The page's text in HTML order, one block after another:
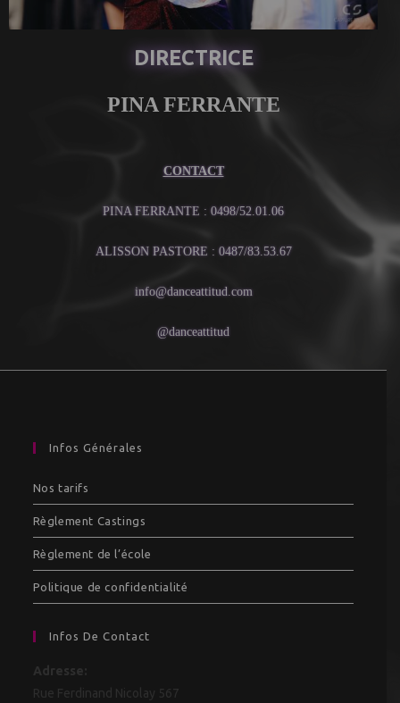
DIRECTRICE
PINA FERRANTE
CONTACT
PINA FERRANTE : 0498/52.01.06
ALISSON PASTORE : 0487/83.53.67
info@danceattitud.com
@danceattitud
Infos Générales
Nos tarifs
Règlement Castings
Règlement de l’école
Politique de confidentialité
Infos De Contact
Adresse:
Rue Ferdinand Nicolay 567